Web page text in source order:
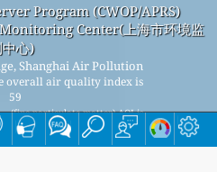
Program (CWOP/APRS)
Center(上海市环境监
心)
Shanghai Air Pollution
overall air quality index is
59
(fine particulate matter) AQI is
PM
(PM10 (Respirable
- Fengxian South Bridge NO2